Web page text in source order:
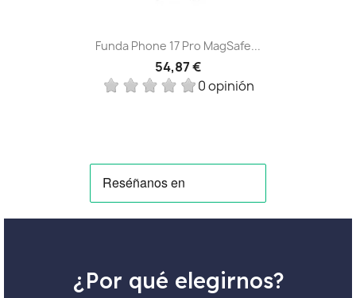
Funda Phone 17 Pro MagSafe...
54,87 €
0 opinión
¿Por qué elegirnos?